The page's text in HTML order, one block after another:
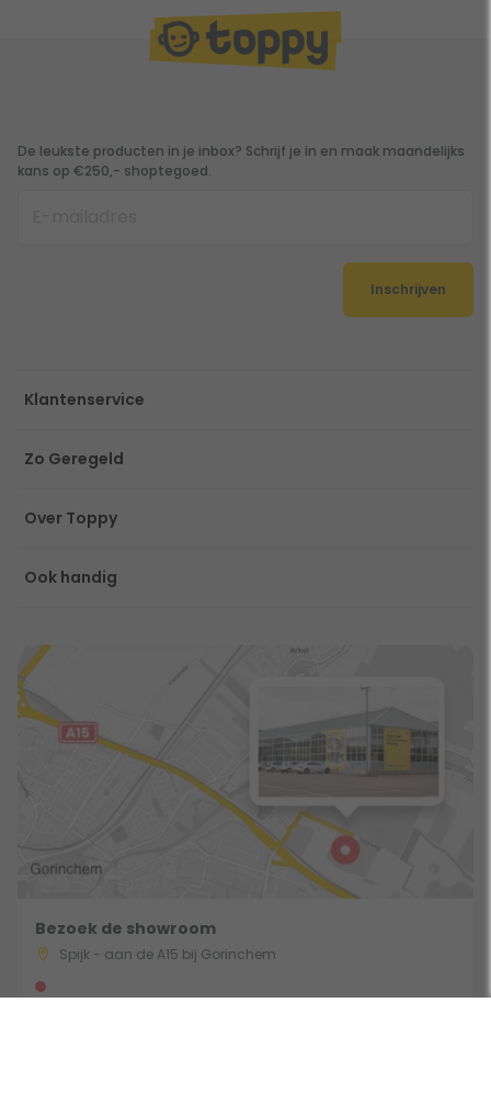
De leukste producten in je inbox? Schrijf je in en maak maandelijks
kans op €250,- shoptegoed.
Inschrijven
Klantenservice
Zo Geregeld
Over Toppy
Ook handig
Bezoek de showroom
Spijk - aan de A15 bij Gorinchem